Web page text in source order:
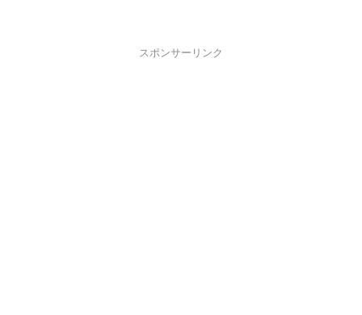
スポンサーリンク